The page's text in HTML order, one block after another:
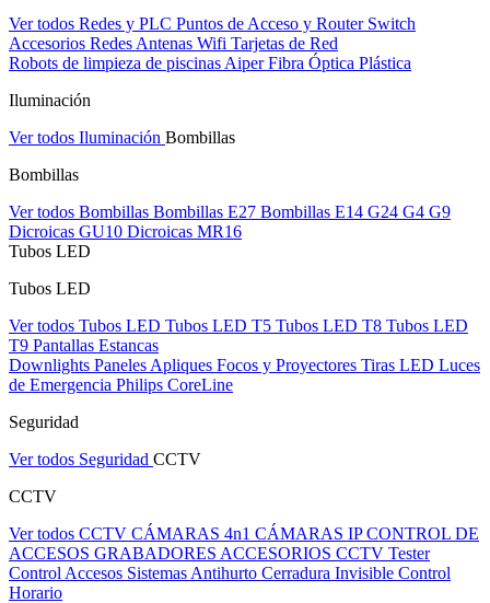
Ver todos Redes y PLC Puntos de Acceso y Router Switch
Accesorios Redes Antenas Wifi Tarjetas de Red
Robots de limpieza de piscinas AiperFibra Óptica Plástica
Iluminación
Ver todos Iluminación Bombillas
Bombillas
Ver todos Bombillas Bombillas E27 Bombillas E14 G24 G4 G9
Dicroicas GU10 Dicroicas MR16
Tubos LED
Tubos LED
Ver todos Tubos LED Tubos LED T5 Tubos LED T8 Tubos LED
T9 Pantallas Estancas
Downlights Paneles Apliques Focos y Proyectores Tiras LED Luces
de Emergencia Philips CoreLine
Seguridad
Ver todos Seguridad CCTV
CCTV
Ver todos CCTV CÁMARAS 4n1 CÁMARAS IPCONTROL DE
ACCESOS GRABADORES ACCESORIOS CCTV Tester
Control Accesos Sistemas Antihurto Cerradura Invisible Control
Horario